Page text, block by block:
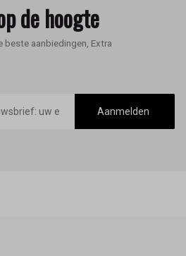
de hoogte
beste aanbiedingen, Extra
Aanmelden